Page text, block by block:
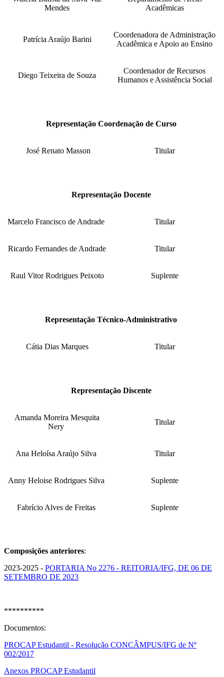
Mendes
Acadêmicas
Patrícia Araújo Barini
Coordenadora de Administração
Acadêmica e Apoio ao Ensino
Diego Teixeira de Souza
Coordenador de Recursos
Humanos e Assistência Social
Representação Coordenação de Curso
José Renato Masson Titular
Representação Docente
Marcelo Francisco de Andrade Titular
Ricardo Fernandes de Andrade Titular
Raul Vitor Rodrigues Peixoto Suplente
Representação Técnico-Administrativo
Cátia Dias Marques Titular
Representação Discente
Amanda Moreira Mesquita
Nery
Titular
Ana Heloísa Araújo Silva Titular
Anny Heloise Rodrigues Silva Suplente
Fabrício Alves de Freitas Suplente
Composições anteriores:
2023-2025 - PORTARIA No 2276 - REITORIA/IFG, DE 06 DE
SETEMBRO DE 2023
**********
Documentos:
PROCAP Estudantil - Resolução CONCÂMPUS/IFG de Nº
002/2017
Anexos PROCAP Estudantil